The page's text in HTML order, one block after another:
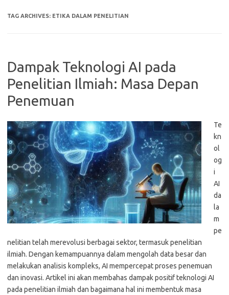
TAG ARCHIVES: ETIKA DALAM PENELITIAN
Dampak Teknologi AI pada
Penelitian Ilmiah: Masa Depan
Penemuan
Te
kn
ol
og
i
AI
da
la
m
pe
nelitian telah merevolusi berbagai sektor, termasuk penelitian
ilmiah. Dengan kemampuannya dalam mengolah data besar dan
melakukan analisis kompleks, AI mempercepat proses penemuan
dan inovasi. Artikel ini akan membahas dampak positif teknologi AI
pada penelitian ilmiah dan bagaimana hal ini membentuk masa